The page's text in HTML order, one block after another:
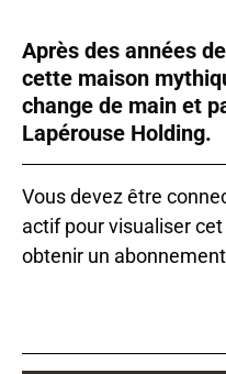
Après des années
cette maison
change de main et
Lapérouse Holding.
Vous devez être
actif pour visualiser
obtenir un abonnement